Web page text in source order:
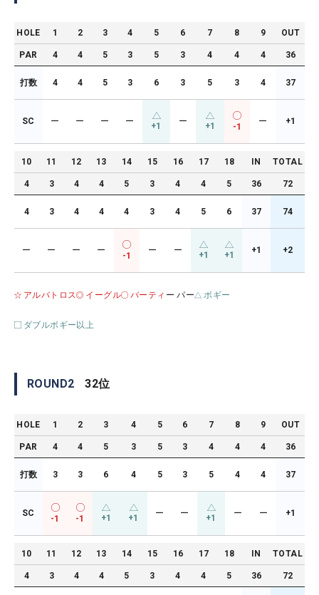
HOLE 1 2 3 4 5 6 7 8 9 OUT
PAR 4 4 5 3 5 3 4 4 4 36
打数 4 4 5 3 6 3 5 3 4 37
SC ー ー ー ー +1 ー +1 -1
ー +1
10 11 12 13 14 15 16 17 18 IN TOTAL
4 3 4 4 5 3 4 4 5 36 72
4 3 4 4 4 3 4 5 6 37 74
ー ー ー ー
-1
ー ー +1 +1 +1 +2
アルバトロス イーグル バーティ ー パー ボギー
ダブルボギー以上
ROUND2 32位
HOLE 1 2 3 4 5 6 7 8 9 OUT
PAR 4 4 5 3 5 3 4 4 4 36
打数 3 3 6 4 5 3 5 4 4 37
SC
-1 -1 +1 +1 ー ー +1 ー ー +1
10 11 12 13 14 15 16 17 18 IN TOTAL
4 3 4 4 5 3 4 4 5 36 72